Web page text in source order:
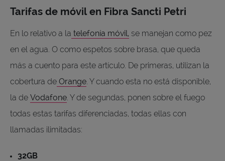
Tarifas de móvil en Fibra Sancti Petri
En lo relativo a la telefonía móvil, se manejan como pez
en el agua. O como espetos sobre brasa, que queda
más a cuento para este artículo. De primeras, utilizan la
cobertura de Orange. Y cuando esta no está disponible,
la de Vodafone. Y de segundas, ponen sobre el fuego
todas estas tarifas diferenciadas, todas ellas con
llamadas ilimitadas:
32GB